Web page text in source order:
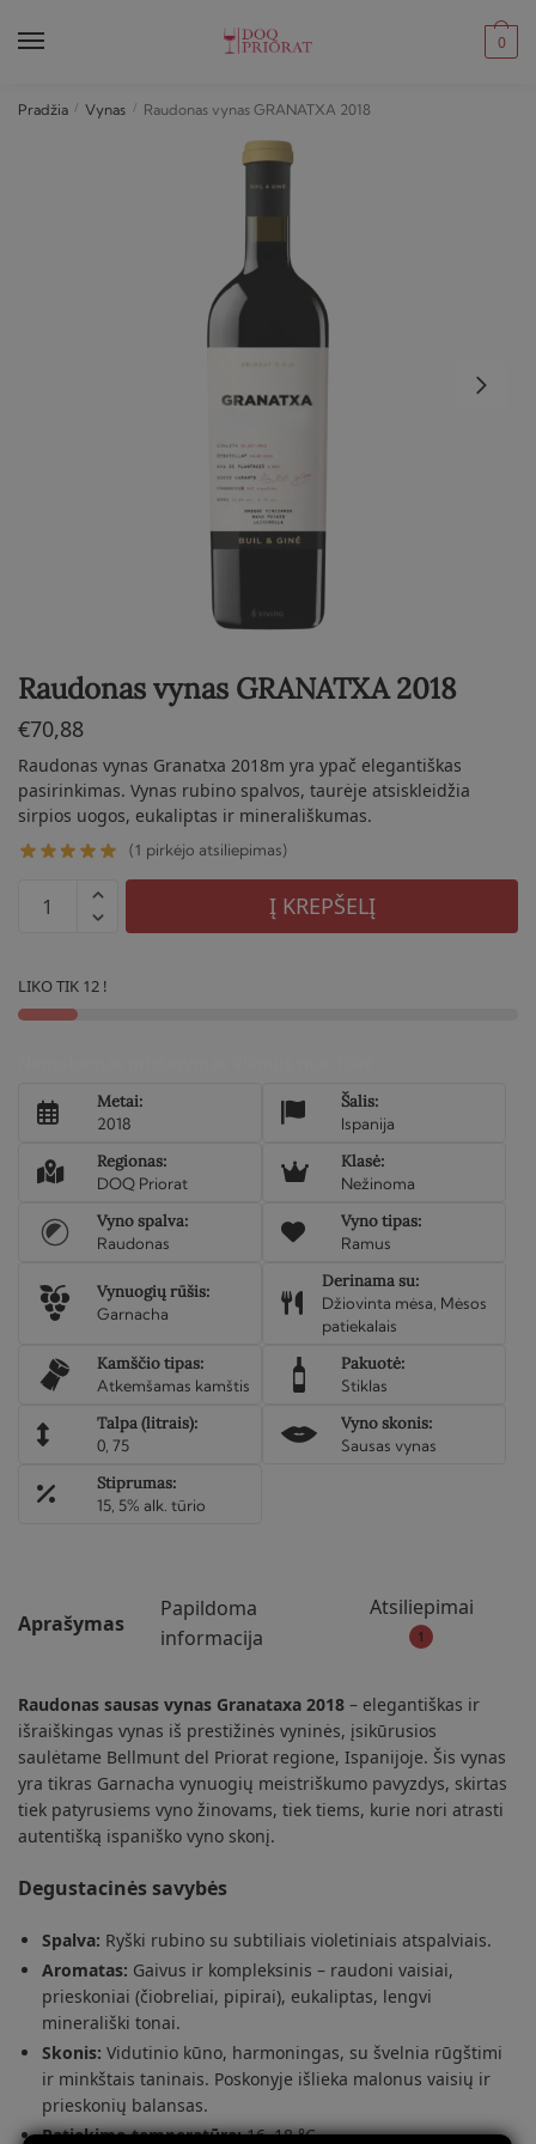
0
Pradžia / Vynas / Raudonas vynas GRANATXA 2018
Raudonas vynas GRANATXA 2018
€70,88
Raudonas vynas Granatxa 2018m yra ypač elegantiškas
pasirinkimas. Vynas rubino spalvos, taurėje atsiskleidžia
sirpios uogos, eukaliptas ir minerališkumas.
(1 pirkėjo atsiliepimas)
produkto
kiekis:
vynas
GRANATXA
Į KREPŠELĮ
LIKO TIK 12 !
Metai:
2018
Šalis:
Ispanija
Regionas:
DOQ Priorat
Klasė:
Nežinoma
Vyno spalva:
Raudonas
Vyno tipas:
Ramus
Vynuogių rūšis:
Garnacha
Derinama su:
Džiovinta mėsa, Mėsos
patiekalais
Kamščio tipas:
Atkemšamas kamštis
Pakuotė:
Stiklas
Talpa (litrais):
0, 75
Vyno skonis:
Sausas vynas
Stiprumas:
15, 5% alk. tūrio
Aprašymas
Papildoma
informacija
Atsiliepimai
1
Raudonas sausas vynas Granataxa 2018 – elegantiškas ir
išraiškingas vynas iš prestižinės vyninės, įsikūrusios
saulėtame Bellmunt del Priorat regione, Ispanijoje. Šis vynas
yra tikras Garnacha vynuogių meistriškumo pavyzdys, skirtas
tiek patyrusiems vyno žinovams, tiek tiems, kurie nori atrasti
autentišką ispaniško vyno skonį.
Degustacinės savybės
Spalva: Ryški rubino su subtiliais violetiniais atspalviais.
Aromatas: Gaivus ir kompleksinis – raudoni vaisiai,
prieskoniai (čiobreliai, pipirai), eukaliptas, lengvi
minerališki tonai.
Skonis: Vidutinio kūno, harmoningas, su švelnia rūgštimi
ir minkštais taninais. Poskonyje išlieka malonus vaisių ir
prieskonių balansas.
Patiekimo temperatūra:16–18 °C.